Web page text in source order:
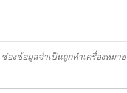
ช่องข้อมูลจำเป็นถูกทำเครื่องหมาย